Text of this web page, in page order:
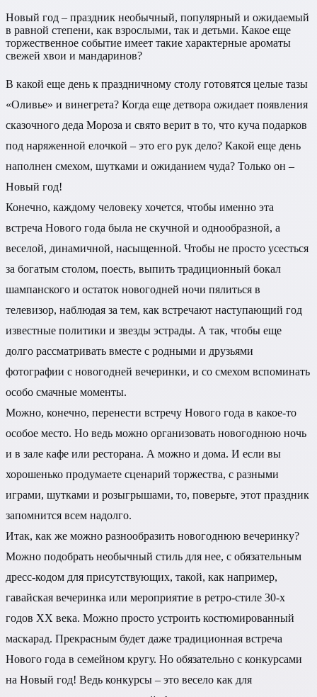
Новый год – праздник необычный, популярный и ожидаемый
в равной степени, как взрослыми, так и детьми. Какое еще
торжественное событие имеет такие характерные ароматы
свежей хвои и мандаринов?
В какой еще день к праздничному столу готовятся целые тазы
«Оливье» и винегрета? Когда еще детвора ожидает появления
сказочного деда Мороза и свято верит в то, что куча подарков
под наряженной елочкой – это его рук дело? Какой еще день
наполнен смехом, шутками и ожиданием чуда? Только он –
Новый год!
Конечно, каждому человеку хочется, чтобы именно эта
встреча Нового года была не скучной и однообразной, а
веселой, динамичной, насыщенной. Чтобы не просто усесться
за богатым столом, поесть, выпить традиционный бокал
шампанского и остаток новогодней ночи пялиться в
телевизор, наблюдая за тем, как встречают наступающий год
известные политики и звезды эстрады. А так, чтобы еще
долго рассматривать вместе с родными и друзьями
фотографии с новогодней вечеринки, и со смехом вспоминать
особо смачные моменты.
Можно, конечно, перенести встречу Нового года в какое-то
особое место. Но ведь можно организовать новогоднюю ночь
и в зале кафе или ресторана. А можно и дома. И если вы
хорошенько продумаете сценарий торжества, с разными
играми, шутками и розыгрышами, то, поверьте, этот праздник
запомнится всем надолго.
Итак, как же можно разнообразить новогоднюю вечеринку?
Можно подобрать необычный стиль для нее, с обязательным
дресс-кодом для присутствующих, такой, как например,
гавайская вечеринка или мероприятие в ретро-стиле 30-х
годов ХХ века. Можно просто устроить костюмированный
маскарад. Прекрасным будет даже традиционная встреча
Нового года в семейном кругу. Но обязательно с конкурсами
на Новый год! Ведь конкурсы – это весело как для